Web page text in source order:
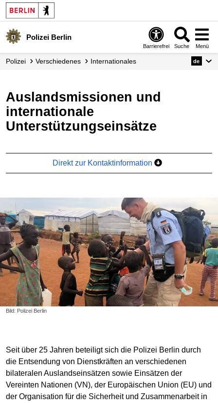
Polizei Berlin
Barrierefrei Suche Menü
Polizei Verschiedenes Internationales de
Auslandsmissionen und
internationale
Unterstützungseinsätze
Direkt zur Kontaktinformation
Bild: Polizei Berlin
Seit über 25 Jahren beteiligt sich die Polizei Berlin durch
die Entsendung von Dienstkräften an verschiedenen
bilateralen Auslandseinsätzen sowie Einsätzen der
Vereinten Nationen (VN), der Europäischen Union (EU) und
der Organisation für die Sicherheit und Zusammenarbeit in